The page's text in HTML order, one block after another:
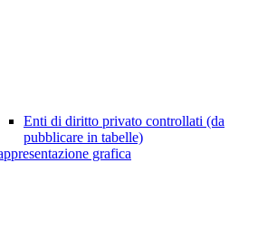
Enti di diritto privato controllati (da
pubblicare in tabelle)
grafica